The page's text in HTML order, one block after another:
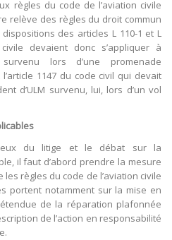
règles du code de l’aviation civile
relève des règles du droit commun
des articles L 110-1 et L
devaient donc s’appliquer à
lors d’une promenade
l’article 1147 du code civil qui devait
d’ULM survenu, lui, lors d’un vol
du litige et le débat sur la
il faut d’abord prendre la mesure
règles du code de l’aviation civile
portent notamment sur la mise en
de la réparation plafonnée
de l’action en responsabilité